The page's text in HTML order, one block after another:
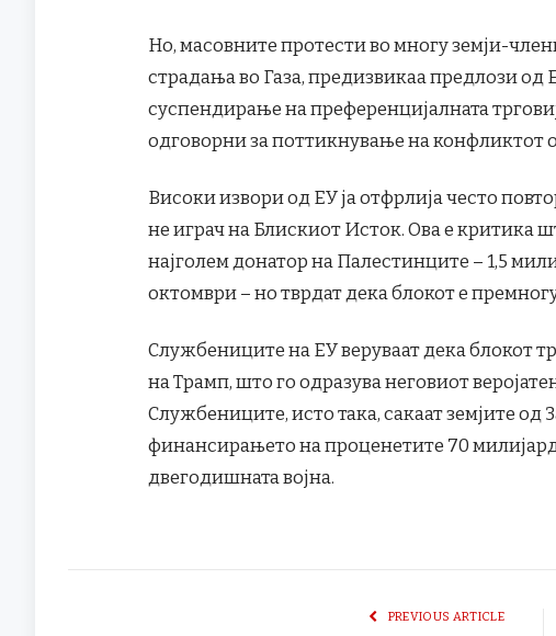
Но, масовните протести во многу земји-
страдања во Газа, предизвикаа предлози од
суспендирање на преференцијалната
одговорни за поттикнување на конфликтот
Високи извори од ЕУ ја отфрлија често
не играч на Блискиот Исток. Ова е критика
најголем донатор на Палестинците – 1,5
октомври – но тврдат дека блокот е
Службениците на ЕУ веруваат дека блокот
на Трамп, што го одразува неговиот
Службениците, исто така, сакаат земјите од
финансирањето на проценетите 70
двегодишната војна.
PREVIOUS ARTICLE